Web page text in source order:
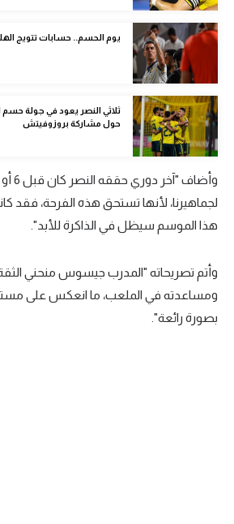
أمريكا
ركن الألعاب
أقسام خاصة
Gamers
تحقيق في الجول
تقرير في الجول
تحليل في الجول
حكايات في الجول
يوم الحسم.. حسابات تتويج
ثلاثي النصر يعود في جولة
حول مشاركة بروزوفيتش
لجماهيرنا، لأنها تستحق هذه الفرحة، فقد
هذا الموسم سيظل في الذاكرة للأبد".
وأتم تصريحاته "المدرب جيسوس منحني
ومساعدته في الملعب، ما انعكس على
بصورة رائعة".